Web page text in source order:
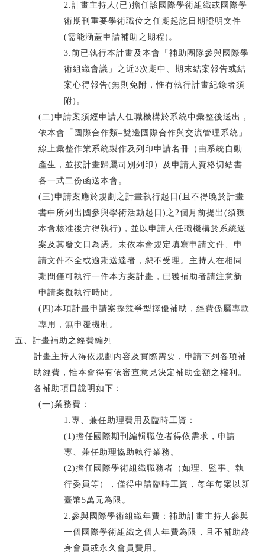
2.計畫主持人(已)擔任該國際學術組織或國際學
術期刊重要學術職位之任期起訖日期證明文件
(需能涵蓋申請補助之期程)。
3.前已執行本計畫及本會「補助團隊參與國際學
術組織會議」之近3次期中、期末結案報告或結
案心得報告(無則免附，惟有執行計畫紀錄者須
附)。
(二)申請案須經申請人任職機構於系統中彙整後送出，
依本會「國際合作類–雙邊國際合作與交流管理系統」
線上彙整作業系統製作及列印申請名冊（由系統自動
產生，並按計畫歸屬司別列印）及申請人資格切結書
各一式二份函送本會。
(三)申請案應於規劃之計畫執行起日(且不得晚於計畫
書中所列出國參與學術活動起日)之2個月前提出(須獲
本會核准後方得執行)，並以申請人任職機構於系統送
案及其發文日為憑。未依本會規定填寫申請文件、申
請文件不全或逾期送達者，恕不受理。主持人在相同
期間僅可執行一件本方案計畫，已獲補助者請注意新
申請案擬執行時間。
(四)本項計畫申請案採競爭型擇優補助，經費係屬專款
專用，無申覆機制。
五、計畫補助之經費編列
計畫主持人得依規劃內容及實際需要，申請下列各項補
助經費，惟本會得有依審查意見決定補助金額之權利。
各補助項目說明如下：
(一)業務費：
1.專、兼任助理費用及臨時工資：
(1)擔任國際期刊編輯職位者得依需求，申請
專、兼任助理協助執行業務。
(2)擔任國際學術組織職務者（如理、監事、執
行委員等），僅得申請臨時工資，每年每案以新
臺幣5萬元為限。
2.參與國際學術組織年費：補助計畫主持人參與
一個國際學術組織之個人年費為限，且不補助終
身會員或永久會員費用。